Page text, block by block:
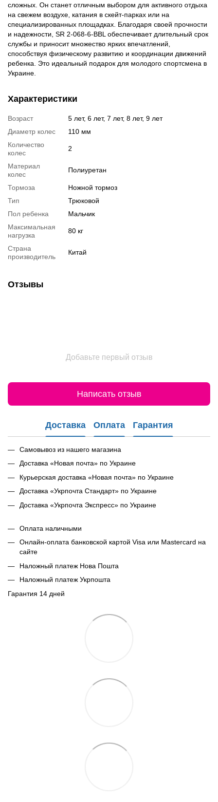
сложных. Он станет отличным выбором для активного отдыха
на свежем воздухе, катания в скейт-парках или на
специализированных площадках. Благодаря своей прочности
и надежности, SR 2-068-6-BBL обеспечивает длительный срок
службы и приносит множество ярких впечатлений,
способствуя физическому развитию и координации движений
ребенка. Это идеальный подарок для молодого спортсмена в
Украине.
Характеристики
Возраст
5 лет, 6 лет, 7 лет, 8 лет, 9 лет
Диаметр колес
110 мм
Количество
колес
2
Материал
колес
Полиуретан
Тормоза
Ножной тормоз
Тип
Трюковой
Пол ребенка
Мальчик
Максимальная
нагрузка
80 кг
Страна
производитель
Китай
Отзывы
Добавьте первый отзыв
Написать отзыв
Доставка Оплата Гарантия
Самовывоз из нашего магазина
Доставка «Новая почта» по Украине
Курьерская доставка «Новая почта» по Украине
Доставка «Укрпочта Стандарт» по Украине
Доставка «Укрпочта Экспресс» по Украине
Оплата наличными
Онлайн-оплата банковской картой Visa или Mastercard на
сайте
Наложный платеж Нова Пошта
Наложный платеж Укрпошта
Гарантия 14 дней